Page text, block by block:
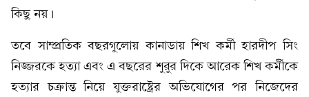
কিছু নয়।
তবে সাম্প্রতিক বছরগুলোয় কানাডায় শিখ কর্মী হারদীপ সিং
নিজ্জরকে হত্যা এবং এ বছরের শুরুর দিকে আরেক শিখ কর্মীকে
হত্যার চক্রান্ত নিয়ে যুক্তরাষ্ট্রের অভিযোগের পর নিজেদের